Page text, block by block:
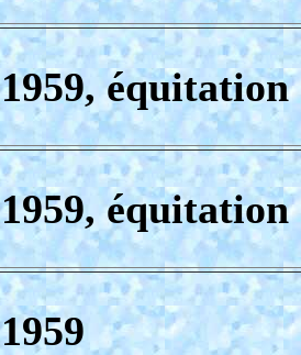
1959, équitation
1959, équitation
1959